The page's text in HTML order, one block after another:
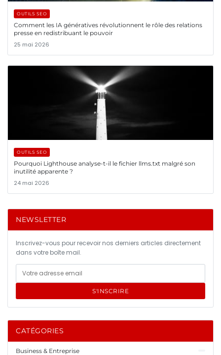
OUTILS SEO
Comment les IA génératives révolutionnent le rôle des relations
presse en redistribuant le pouvoir
25 mai 2026
OUTILS SEO
Pourquoi Lighthouse analyse-t-il le fichier llms.txt malgré son
inutilité apparente ?
24 mai 2026
NEWSLETTER
Inscrivez-vous pour recevoir nos derniers articles directement
dans votre boîte mail.
S'INSCRIRE
CATÉGORIES
Business & Entreprise